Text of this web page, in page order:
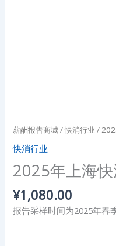
薪酬报告商城/快消行业 /
快消行业
2025年上海
¥1,080.00
报告采样时间为2025年春